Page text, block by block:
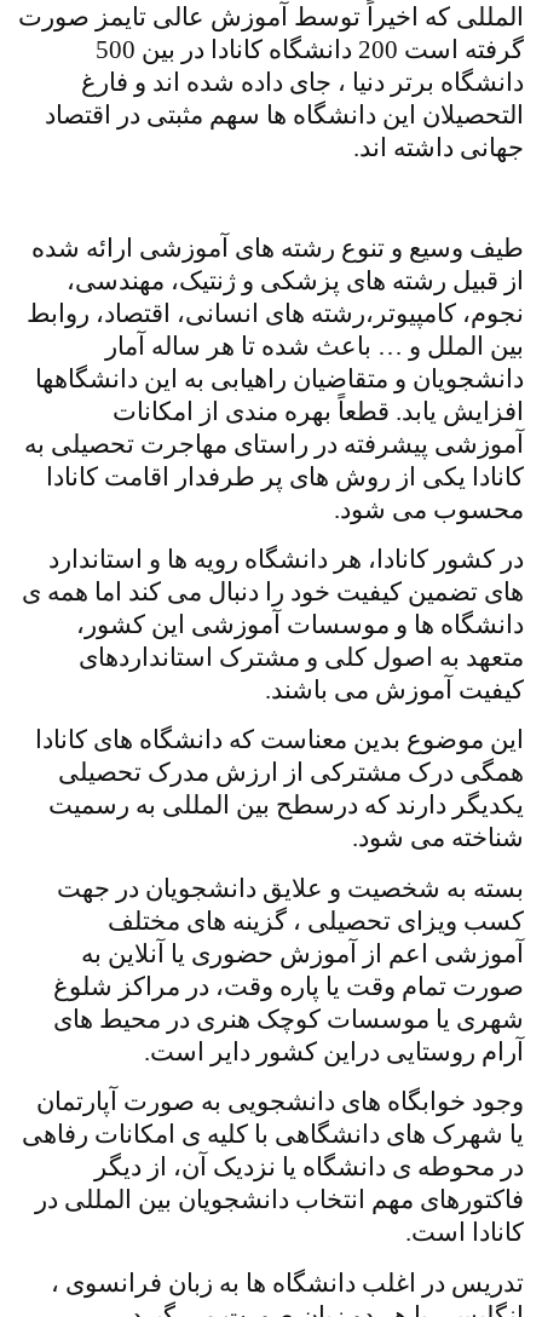
المللی که اخیراً توسط آموزش عالی تایمز صورت
گرفته است 200 دانشگاه کانادا در بین 500
دانشگاه برتر دنیا ، جای داده شده اند و فارغ
التحصیلان این دانشگاه ها سهم مثبتی در اقتصاد
جهانی داشته اند.
طیف وسیع و تنوع رشته های آموزشی ارائه شده
از قبیل رشته های پزشکی و ژنتیک، مهندسی،
نجوم، کامپیوتر،رشته های انسانی، اقتصاد، روابط
بین الملل و … باعث شده تا هر ساله آمار
دانشجویان و متقاضیان راهیابی به این دانشگاهها
افزایش یابد. قطعاً بهره مندی از امکانات
آموزشی پیشرفته در راستای مهاجرت تحصیلی به
کانادا یکی از روش های پر طرفدار اقامت کانادا
محسوب می شود.
در کشور کانادا، هر دانشگاه رویه ها و استاندارد
های تضمین کیفیت خود را دنبال می کند اما همه ی
دانشگاه ها و موسسات آموزشی این کشور،
متعهد به اصول کلی و مشترک استانداردهای
کیفیت آموزش می باشند.
این موضوع بدین معناست که دانشگاه های کانادا
همگی درک مشترکی از ارزش مدرک تحصیلی
یکدیگر دارند که درسطح بین المللی به رسمیت
شناخته می شود.
بسته به شخصیت و علایق دانشجویان در جهت
کسب ویزای تحصیلی ، گزینه های مختلف
آموزشی اعم از آموزش حضوری یا آنلاین به
صورت تمام وقت یا پاره وقت، در مراکز شلوغ
شهری یا موسسات کوچک هنری در محیط های
آرام روستایی دراین کشور دایر است.
وجود خوابگاه های دانشجویی به صورت آپارتمان
یا شهرک های دانشگاهی با کلیه ی امکانات رفاهی
در محوطه ی دانشگاه یا نزدیک آن، از دیگر
فاکتورهای مهم انتخاب دانشجویان بین المللی در
کانادا است.
تدریس در اغلب دانشگاه ها به زبان فرانسوی ،